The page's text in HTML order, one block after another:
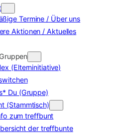
Termine / Über uns
Aktionen / Aktuelles
(Elterninitiative)
Du (Gruppe)
(Stammtisch)
zum treffbunt
der treffbunte